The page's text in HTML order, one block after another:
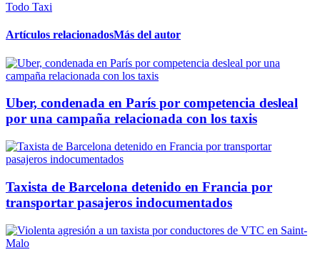
Todo Taxi
Artículos relacionadosMás del autor
Uber, condenada en París por competencia desleal
por una campaña relacionada con los taxis
Taxista de Barcelona detenido en Francia por
transportar pasajeros indocumentados